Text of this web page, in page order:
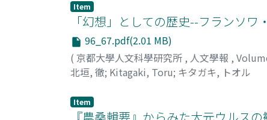
Item
「幻想」としての歴史--フランソ
96_67.pdf(2.01 MB)
( 京都大學人文科學研究所 , 人文學報 ,
北垣, 徹; Kitagaki, Toru; キタガキ, トオル
Item
『農桑輯要』からみた大元ウルス